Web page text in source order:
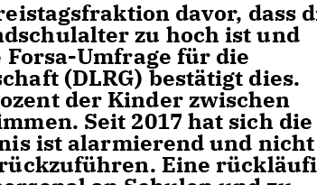
davor, dass
zu hoch ist und
Umfrage für die
(DLRG) bestätigt dies.
der Kinder zwischen
Seit 2017 hat sich die
ist alarmierend und nicht
Eine